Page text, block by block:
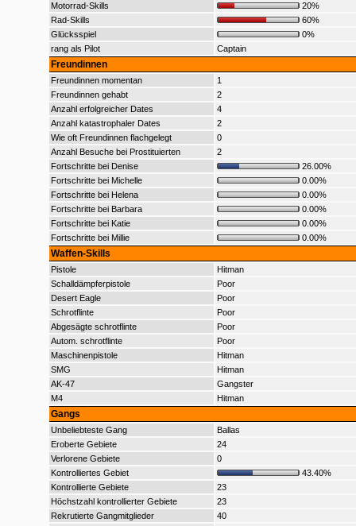
Motorrad-Skills
20%
Rad-Skills
60%
Glücksspiel
0%
rang als Pilot
Captain
Freundinnen
Freundinnen momentan
1
Freundinnen gehabt
2
Anzahl erfolgreicher Dates
4
Anzahl katastrophaler Dates
2
Wie oft Freundinnen flachgelegt
0
Anzahl Besuche bei Prostituierten
2
Fortschritte bei Denise
26.00%
Fortschritte bei Michelle
0.00%
Fortschritte bei Helena
0.00%
Fortschritte bei Barbara
0.00%
Fortschritte bei Katie
0.00%
Fortschritte bei Millie
0.00%
Waffen-Skills
Pistole
Hitman
Schalldämpferpistole
Poor
Desert Eagle
Poor
Schrotflinte
Poor
Abgesägte schrotflinte
Poor
Autom. schrotflinte
Poor
Maschinenpistole
Hitman
SMG
Hitman
AK-47
Gangster
M4
Hitman
Gangs
Unbeliebteste Gang
Ballas
Eroberte Gebiete
24
Verlorene Gebiete
0
Kontrolliertes Gebiet
43.40%
Kontrollierte Gebiete
23
Höchstzahl kontrollierter Gebiete
23
Rekrutierte Gangmitglieder
40